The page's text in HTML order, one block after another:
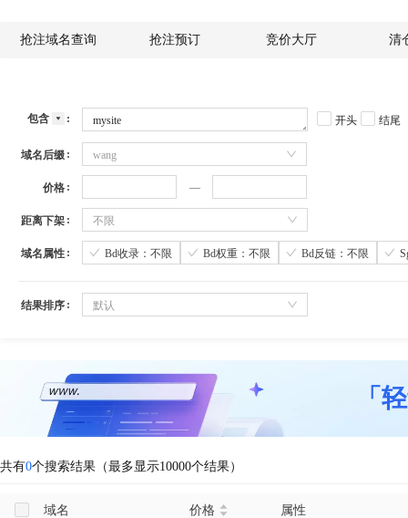
抢注域名查询 抢注预订 竞价大厅 清
包含 开头 结尾
域名后缀 wang
价格
距离下架 不限
域名属性 Bd收录：不限 Bd权重：不限 Bd反链：不限
结果排序 默认
「
共有0个搜索结果（最多显示10000个结果）
域名 价格 属性